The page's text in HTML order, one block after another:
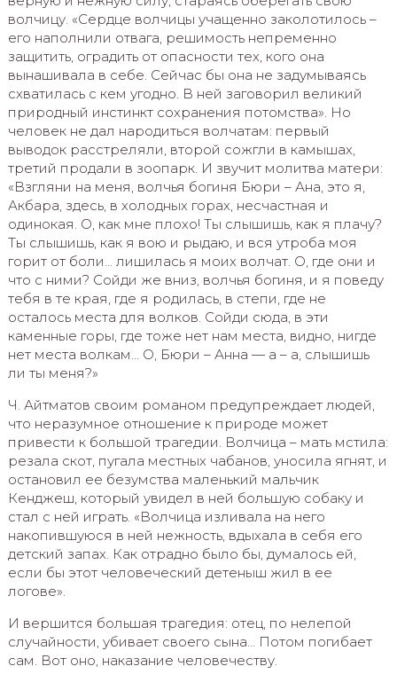
волчицу. «Сердце волчицы учащенно заколотилось –
его наполнили отвага, решимость непременно
защитить, оградить от опасности тех, кого она
вынашивала в себе. Сейчас бы она не задумываясь
схватилась с кем угодно. В ней заговорил великий
природный инстинкт сохранения потомства». Но
человек не дал народиться волчатам: первый
выводок расстреляли, второй сожгли в камышах,
третий продали в зоопарк. И звучит молитва матери:
«Взгляни на меня, волчья богиня Бюри – Ана, это я,
Акбара, здесь, в холодных горах, несчастная и
одинокая. О, как мне плохо! Ты слышишь, как я плачу?
Ты слышишь, как я вою и рыдаю, и вся утроба моя
горит от боли… лишилась я моих волчат. О, где они и
что с ними? Сойди же вниз, волчья богиня, и я поведу
тебя в те края, где я родилась, в степи, где не
осталось места для волков. Сойди сюда, в эти
каменные горы, где тоже нет нам места, видно, нигде
нет места волкам… О, Бюри – Анна — а – а, слышишь
ли ты меня?»
Ч. Айтматов своим романом предупреждает людей,
что неразумное отношение к природе может
привести к большой трагедии. Волчица – мать мстила:
резала скот, пугала местных чабанов, уносила ягнят, и
остановил ее безумства маленький мальчик
Кенджеш, который увидел в ней большую собаку и
стал с ней играть. «Волчица изливала на него
накопившуюся в ней нежность, вдыхала в себя его
детский запах. Как отрадно было бы, думалось ей,
если бы этот человеческий детеныш жил в ее
логове».
И вершится большая трагедия: отец, по нелепой
случайности, убивает своего сына… Потом погибает
сам. Вот оно, наказание человечеству.